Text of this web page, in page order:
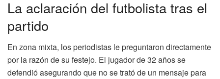
La aclaración del futbolista tras el
partido
En zona mixta, los periodistas le preguntaron directamente
por la razón de su festejo. El jugador de 32 años se
defendió asegurando que no se trató de un mensaje para